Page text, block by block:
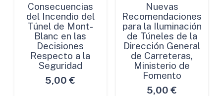
Consecuencias
del Incendio del
Túnel de Mont-
Blanc en las
Decisiones
Respecto a la
Seguridad
5,00 €
Nuevas
Recomendaciones
para la Iluminación
de Túneles de la
Dirección General
de Carreteras,
Ministerio de
Fomento
5,00 €